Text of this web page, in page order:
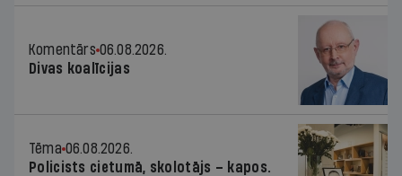
Komentārs 06.08.2026.
Divas koalīcijas
Tēma 06.08.2026.
Policists cietumā, skolotājs – kapos.